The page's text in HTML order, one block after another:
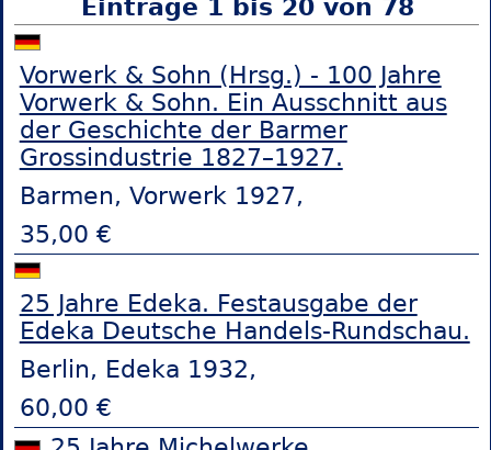
Einträge 1 bis 20 von 78
Vorwerk & Sohn (Hrsg.) - 100 Jahre
Vorwerk & Sohn. Ein Ausschnitt aus
der Geschichte der Barmer
Grossindustrie 1827–1927.
Barmen, Vorwerk 1927,
35,00 €
25 Jahre Edeka. Festausgabe der
Edeka Deutsche Handels-Rundschau.
Berlin, Edeka 1932,
60,00 €